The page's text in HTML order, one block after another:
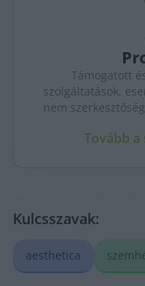
Támogatott
szolgáltatások,
nem
Tovább a
Kulcsszavak:
aesthetica